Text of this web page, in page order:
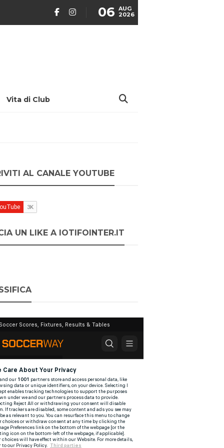
06 AUG
2026
Vita di Club
AL CANALE YOUTUBE
UN LIKE A IOTIFOINTER.IT